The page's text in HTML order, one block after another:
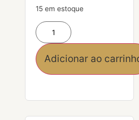
15 em estoque
Adicionar ao